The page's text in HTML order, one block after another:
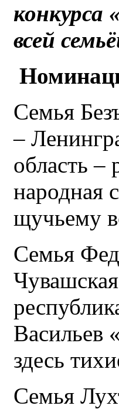
всей
Семья
–
область –
народная
щучьему
Семья
Чувашская
Васильев
здесь
Семья